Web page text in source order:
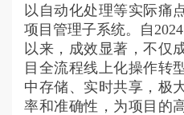
以自动化处理等实际痛
项目管理子系统。自
以来，成效显著，不仅
目全流程线上化操作转
中存储、实时共享，极
率和准确性，为项目的